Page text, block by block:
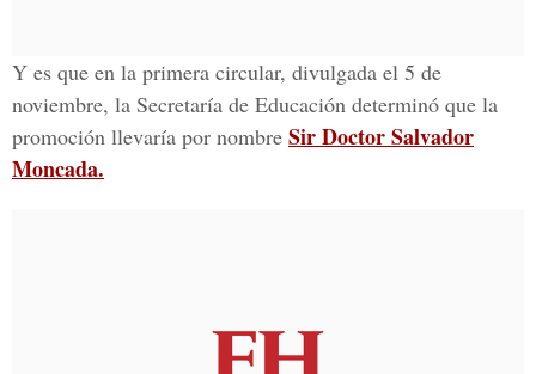
Y es que en la primera circular, divulgada el 5 de
noviembre, la Secretaría de Educación determinó que la
promoción llevaría por nombre Sir Doctor Salvador
Moncada.